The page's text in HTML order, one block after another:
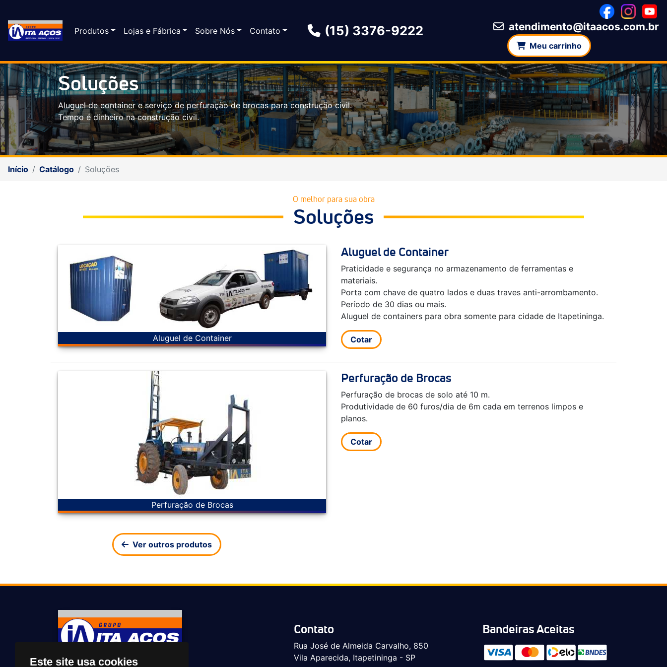
Produtos Lojas e Fábrica Sobre Nós Contato (15) 3376-9222 atendimento@itaacos.com.br
Meu carrinho
Soluções
Aluguel de container e serviço de perfuração de brocas para construção civil.
Tempo é dinheiro na construção civil.
Início Catálogo Soluções
O melhor para sua obra
Soluções
Aluguel de Container
Aluguel de Container
Praticidade e segurança no armazenamento de ferramentas e
materiais.
Porta com chave de quatro lados e duas traves anti-arrombamento.
Período de 30 dias ou mais.
Aluguel de containers para obra somente para cidade de Itapetininga.
Cotar
Perfuração de Brocas
Perfuração de Brocas
Perfuração de brocas de solo até 10 m.
Produtividade de 60 furos/dia de 6m cada em terrenos limpos e
planos.
Cotar
Ver outros produtos
Contato
Rua José de Almeida Carvalho, 850
Vila Aparecida, Itapetininga - SP
Bandeiras Aceitas
Este site usa cookies